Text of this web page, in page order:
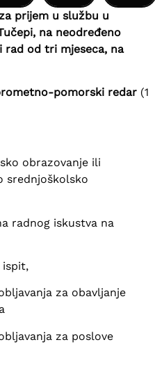
prijem u službu u
na neodređeno
rad od tri mjeseca, na
pomorski redar (1
obrazovanje ili
srednjoškolsko
radnog iskustva na
ispit,
za obavljanje
za poslove